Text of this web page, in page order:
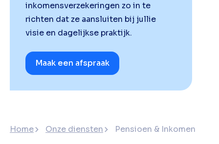
inkomensverzekeringen zo in te
richten dat ze aansluiten bij jullie
visie en dagelijkse praktijk.
Maak een afspraak
Home Onze diensten Pensioen & Inkomen